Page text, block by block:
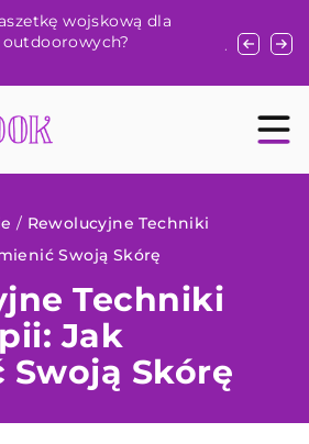
klimatyzacji wpływa na
samochodzie?
/ Rewolucyjne Techniki
Swoją Skórę
Techniki
Jak
Skórę